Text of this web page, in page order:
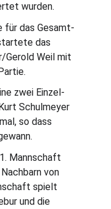
wurden.
für das Gesamt-
das
Gerold Weil mit
zwei Einzel-
Schulmeyer
so dass
Mannschaft
von
spielt
und die